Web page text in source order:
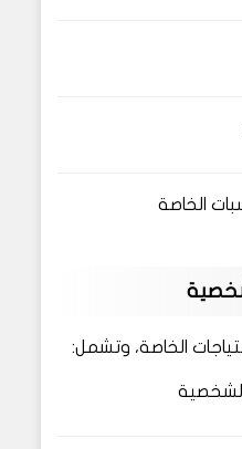
الخاصة
الخاصة، وتشمل: